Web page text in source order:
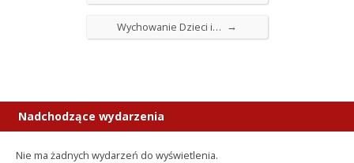
Wychowanie Dzieci i… →
Nadchodzące wydarzenia
Nie ma żadnych wydarzeń do wyświetlenia.